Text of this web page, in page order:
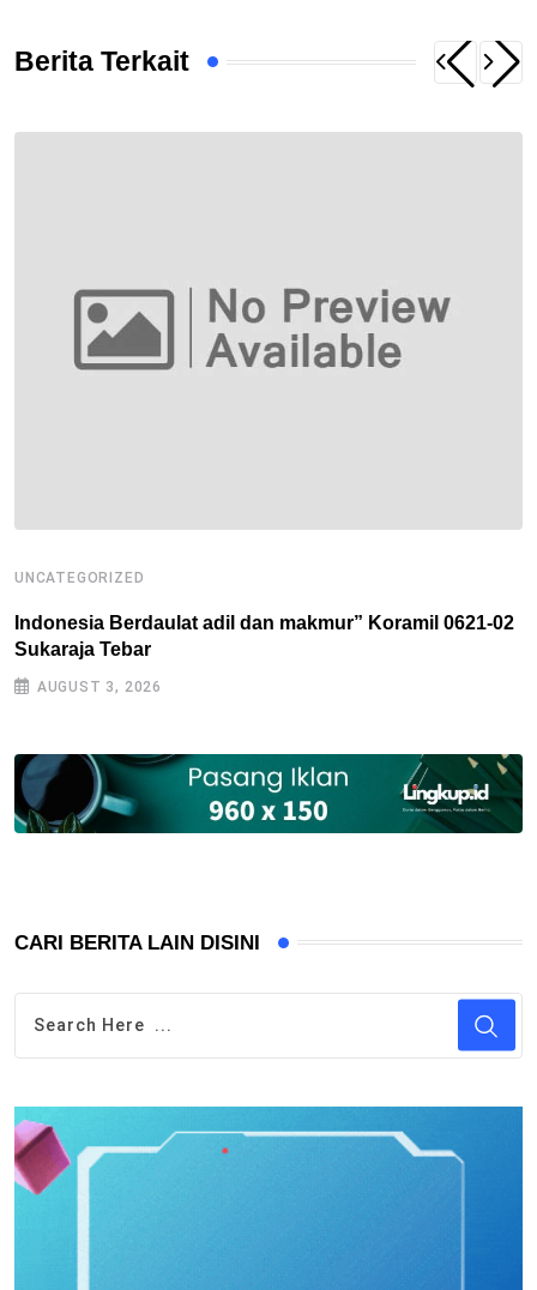
Berita Terkait
UNCATEGORIZED
Indonesia Berdaulat adil dan makmur” Koramil 0621-02
Sukaraja Tebar
AUGUST 3, 2026
CARI BERITA LAIN DISINI